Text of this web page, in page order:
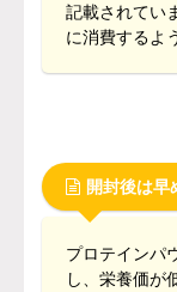
記載されてい
に消費するよ
開封後は早
プロテインパ
し、栄養価が